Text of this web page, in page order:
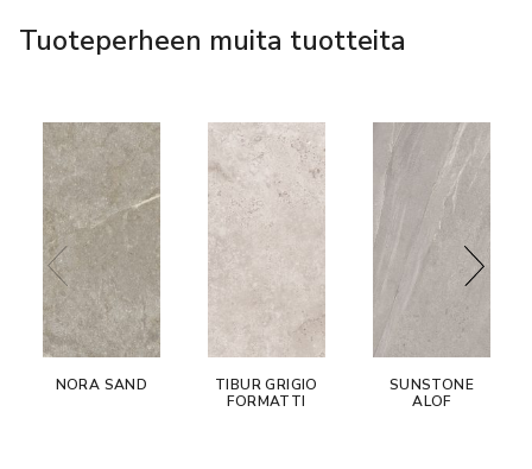
Tuoteperheen muita tuotteita
NORA SAND
TIBUR GRIGIO
FORMATTI
SUNSTONE
ALOF